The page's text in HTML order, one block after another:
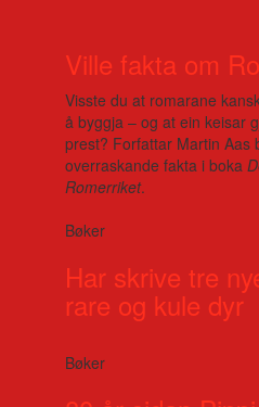
Ville fakta om
Visste du at romarane
å byggja – og at ein keisar
prest? Forfattar Martin Aas
overraskande fakta i boka
Romerriket.
Bøker
Har skrive tre
rare og kule dyr
Bøker